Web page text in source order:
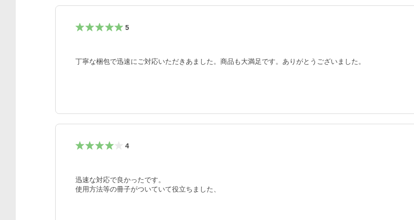
5
丁寧な梱包で迅速にご対応いただきあました。商品も大満足です。ありがとうございました。
4
迅速な対応で良かったです。